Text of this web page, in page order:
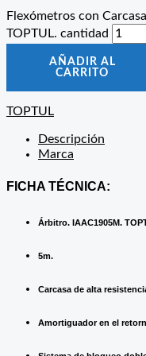
Flexómetros con
TOPTUL. cantidad
AÑADIR AL
CARRITO
TOPTUL
Descripción
Marca
FICHA TÉCNICA:
Árbitro. IAAC1905M.
5m.
Carcasa de alta
Amortiguador en el